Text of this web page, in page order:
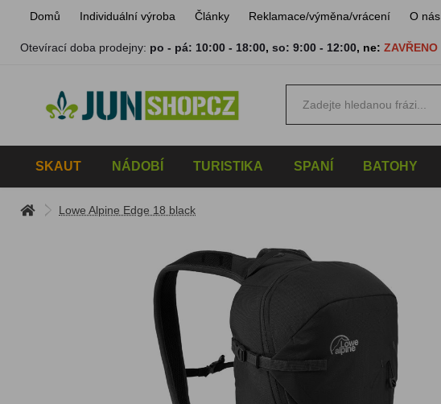
Domů Individuální výroba Články Reklamace/výměna/vrácení O nás
Otevírací doba prodejny: po - pá: 10:00 - 18:00,so: 9:00 - 12:00, ne: ZAVŘENO
SKAUT NÁDOBÍ TURISTIKA SPANÍ BATOHY
Lowe Alpine Edge 18 black